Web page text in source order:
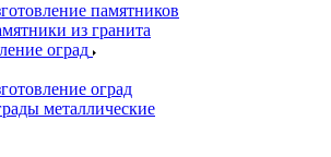
памятников
из гранита
оград
оград
металлические